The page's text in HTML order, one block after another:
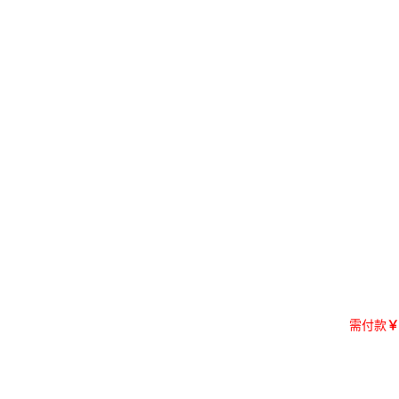
需付款￥